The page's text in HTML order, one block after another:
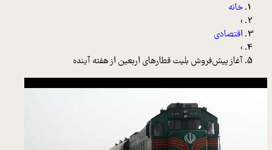
خانه
›
اقتصادی
›
آغاز پیش‌فروش بلیت‌ قطارهای اربعین از هفته آینده